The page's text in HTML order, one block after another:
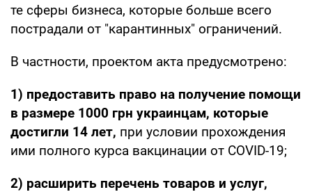
те сферы бизнеса, которые больше всего
пострадали от "карантинных" ограничений.
В частности, проектом акта предусмотрено:
1) предоставить право на получение помощи
в размере 1000 грн украинцам, которые
достигли 14 лет, при условии прохождения
ими полного курса вакцинации от COVID-19;
2) расширить перечень товаров и услуг,